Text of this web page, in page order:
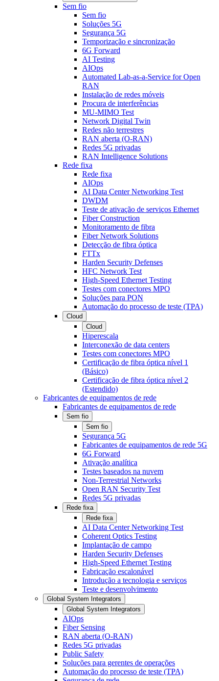
Sem fio
Sem fio
Soluções 5G
Segurança 5G
Temporização e sincronização
6G Forward
AI Testing
AIOps
Automated Lab-as-a-Service for Open
RAN
Instalação de redes móveis
Procura de interferências
MU-MIMO Test
Network Digital Twin
Redes não terrestres
RAN aberta (O-RAN)
Redes 5G privadas
RAN Intelligence Solutions
Rede fixa
Rede fixa
AIOps
AI Data Center Networking Test
DWDM
Teste de ativação de serviços Ethernet
Fiber Construction
Monitoramento de fibra
Fiber Network Solutions
Detecção de fibra óptica
FTTx
Harden Security Defenses
HFC Network Test
High-Speed Ethernet Testing
Testes com conectores MPO
Soluções para PON
Automação do processo de teste (TPA)
Cloud
Cloud
Hiperescala
Interconexão de data centers
Testes com conectores MPO
Certificação de fibra óptica nível 1
(Básico)
Certificação de fibra óptica nível 2
(Estendido)
Fabricantes de equipamentos de rede
Fabricantes de equipamentos de rede
Sem fio
Sem fio
Segurança 5G
Fabricantes de equipamentos de rede 5G
6G Forward
Ativação analítica
Testes baseados na nuvem
Non-Terrestrial Networks
Open RAN Security Test
Redes 5G privadas
Rede fixa
Rede fixa
AI Data Center Networking Test
Coherent Optics Testing
Implantação de campo
Harden Security Defenses
High-Speed Ethernet Testing
Fabricação escalonável
Introdução a tecnologia e serviços
Teste e desenvolvimento
Global System Integrators
Global System Integrators
AIOps
Fiber Sensing
RAN aberta (O-RAN)
Redes 5G privadas
Public Safety
Soluções para gerentes de operações
Automação do processo de teste (TPA)